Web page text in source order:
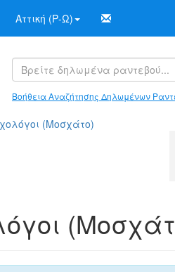
Αττική (Ρ-Ω)
Βοήθεια Αναζήτησης Δηλωμένων
(Μοσχάτο)